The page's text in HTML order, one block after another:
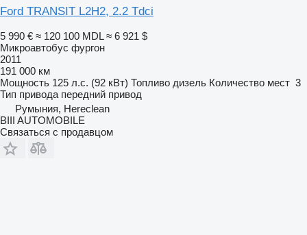
Ford TRANSIT L2H2, 2.2 Tdci
5 990 € ≈ 120 100 MDL ≈ 6 921 $
Микроавтобус фургон
2011
191 000 км
Мощность 125 л.с. (92 кВт) Топливо дизель Количество мест 3
Тип привода передний привод
Румыния, Hereclean
BIII AUTOMOBILE
Связаться с продавцом